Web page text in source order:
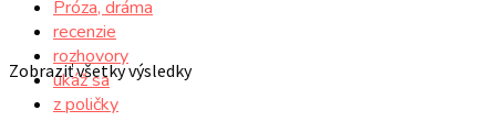
Zobraziť všetky výsledky
Próza, dráma
recenzie
rozhovory
ukáž sa
z poličky